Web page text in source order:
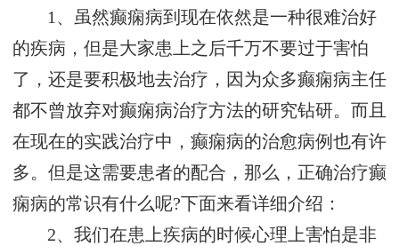
1、虽然癫痫病到现在依然是一种很难治好
的疾病，但是大家患上之后千万不要过于害怕
了，还是要积极地去治疗，因为众多癫痫病主任
都不曾放弃对癫痫病治疗方法的研究钻研。而且
在现在的实践治疗中，癫痫病的治愈病例也有许
多。但是这需要患者的配合，那么，正确治疗癫
痫病的常识有什么呢?下面来看详细介绍：
2、我们在患上疾病的时候心理上害怕是非